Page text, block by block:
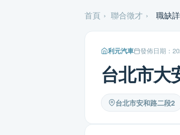
首頁 › 聯合徵才 › 職缺
利元汽車 發佈日期：
台北市大
台北市安和路二段2